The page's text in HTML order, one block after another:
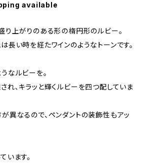
available
り上がりのある形の楕円形のルビー。
長い時を経たワインのようなトーンです。
なルビーを。
れ、キラッと輝くルビーを四つ配していま
異なるので、ペンダントの装飾性もアッ
います。